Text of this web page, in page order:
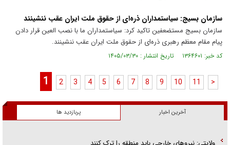
سازمان بسیج: سیاستمداران ذره‌ای از حقوق ملت ایران عقب ننشینند
سازمان بسیج مستضعفین تاکید کرد: سیاستمداران ما با نصب العین قرار دادن
پیام مقام معظم رهبری ذره‌ای از حقوق ملت ایران عقب ننشینند.
کد خبر: ۱۳۶۴۶۰۱ تاریخ انتشار : ۱۴۰۵/۰۳/۳۰
1 2 3 4 5 6 7 8 9 10 11 >
آخرین اخبار پربازدید ها